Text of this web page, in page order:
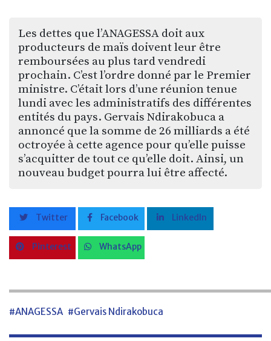
Les dettes que l’ANAGESSA doit aux
producteurs de maïs doivent leur être
remboursées au plus tard vendredi
prochain. C’est l’ordre donné par le Premier
ministre. C’était lors d’une réunion tenue
lundi avec les administratifs des différentes
entités du pays. Gervais Ndirakobuca a
annoncé que la somme de 26 milliards a été
octroyée à cette agence pour qu’elle puisse
s’acquitter de tout ce qu’elle doit. Ainsi, un
nouveau budget pourra lui être affecté.
Twitter Facebook LinkedIn
Pinterest WhatsApp
#ANAGESSA #Gervais Ndirakobuca